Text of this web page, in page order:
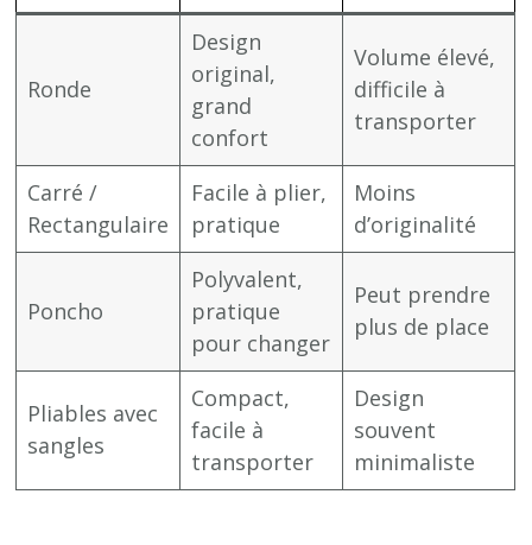
Ronde
Design
original,
grand
confort
Volume élevé,
difficile à
transporter
Carré /
Rectangulaire
Facile à plier,
pratique
Moins
d’originalité
Poncho
Polyvalent,
pratique
pour changer
Peut prendre
plus de place
Pliables avec
sangles
Compact,
facile à
transporter
Design
souvent
minimaliste